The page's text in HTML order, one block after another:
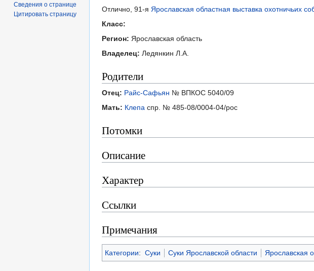
Отлично, 91-я Ярославская областная выставка охотничьих
Класс:
Регион: Ярославская область
Владелец: Ледянкин Л.А.
Родители
Отец: Райс-Сафьян № ВПКОС 5040/09
Мать: Клепа спр. № 485-08/0004-04/рос
Потомки
Описание
Характер
Ссылки
Примечания
Категории: Суки Суки Ярославской области Ярославская
Сведения о странице
Цитировать страницу